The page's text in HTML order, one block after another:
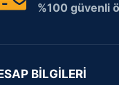
%100 güvenli
BİLGİLERİ